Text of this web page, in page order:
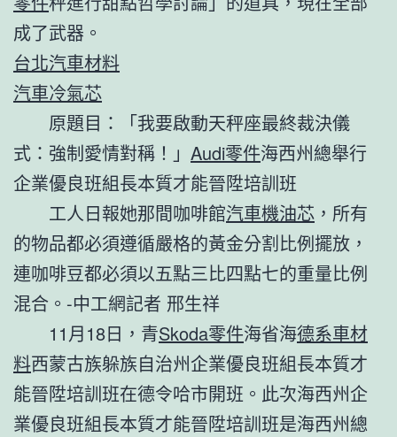
成了武器。
台北汽車材料
汽車冷氣芯
原題目：「我要啟動天秤座最終裁決儀
式：強制愛情對稱！」 Audi零件海西州總舉行
企業優良班組長本質才能晉陞培訓班
工人日報她那間咖啡館汽車機油芯 ，所有
的物品都必須遵循嚴格的黃金分割比例擺放，
連咖啡豆都必須以五點三比四點七的重量比例
混合。-中工網記者 邢生祥
11月18日，青Skoda零件海省海德系車材
料西蒙古族躲族自治州企業優良班組長本質才
能晉陞培訓班在德令哈市開班。此次海西州企
業優良班組長本質才能晉陞培訓班是海西州總